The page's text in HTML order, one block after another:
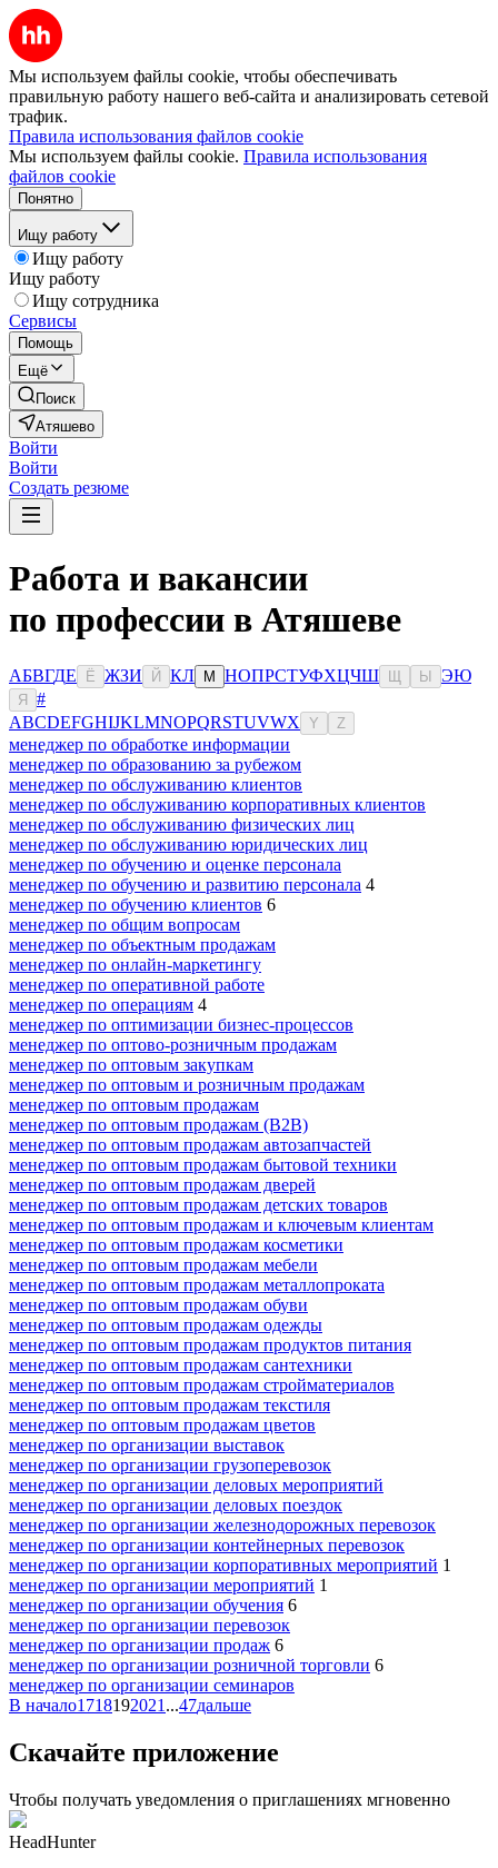
Мы используем файлы cookie, чтобы обеспечивать
правильную работу нашего веб-сайта и анализировать сетевой
трафик.
Правила использования файлов cookie
Мы используем файлы cookie. Правила использования
файлов cookie
Понятно
Ищу работу
Ищу работу
Ищу работу
Ищу сотрудника
Сервисы
Помощь
Ещё
Поиск
Атяшево
Войти
Войти
Создать резюме
Работа и вакансии
по профессии в Атяшеве
АБВГДЕ Ё ЖЗИ Й КЛ М НОПРСТУФХЦЧШ Ы ЭЮ
Я
#
ABCDEFGHIJKLMNOPQRSTUVWX Y Z
менеджер по обработке информации
менеджер по образованию за рубежом
менеджер по обслуживанию клиентов
менеджер по обслуживанию корпоративных клиентов
менеджер по обслуживанию физических лиц
менеджер по обслуживанию юридических лиц
менеджер по обучению и оценке персонала
менеджер по обучению и развитию персонала 4
менеджер по обучению клиентов 6
менеджер по общим вопросам
менеджер по объектным продажам
менеджер по онлайн-маркетингу
менеджер по оперативной работе
менеджер по операциям 4
менеджер по оптимизации бизнес-процессов
менеджер по оптово-розничным продажам
менеджер по оптовым закупкам
менеджер по оптовым и розничным продажам
менеджер по оптовым продажам
менеджер по оптовым продажам (B2B)
менеджер по оптовым продажам автозапчастей
менеджер по оптовым продажам бытовой техники
менеджер по оптовым продажам дверей
менеджер по оптовым продажам детских товаров
менеджер по оптовым продажам и ключевым клиентам
менеджер по оптовым продажам косметики
менеджер по оптовым продажам мебели
менеджер по оптовым продажам металлопроката
менеджер по оптовым продажам обуви
менеджер по оптовым продажам одежды
менеджер по оптовым продажам продуктов питания
менеджер по оптовым продажам сантехники
менеджер по оптовым продажам стройматериалов
менеджер по оптовым продажам текстиля
менеджер по оптовым продажам цветов
менеджер по организации выставок
менеджер по организации грузоперевозок
менеджер по организации деловых мероприятий
менеджер по организации деловых поездок
менеджер по организации железнодорожных перевозок
менеджер по организации контейнерных перевозок
менеджер по организации корпоративных мероприятий 1
менеджер по организации мероприятий 1
менеджер по организации обучения 6
менеджер по организации перевозок
менеджер по организации продаж 6
менеджер по организации розничной торговли 6
менеджер по организации семинаров
В начало1718192021 ...47дальше
Скачайте приложение
Чтобы получать уведомления о приглашениях мгновенно
HeadHunter